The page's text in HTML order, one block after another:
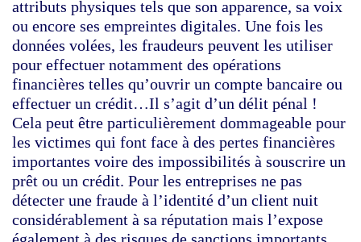
attributs physiques tels que son apparence, sa voix
ou encore ses empreintes digitales. Une fois les
données volées, les fraudeurs peuvent les utiliser
pour effectuer notamment des opérations
financières telles qu’ouvrir un compte bancaire ou
effectuer un crédit…Il s’agit d’un délit pénal !
Cela peut être particulièrement dommageable pour
les victimes qui font face à des pertes financières
importantes voire des impossibilités à souscrire un
prêt ou un crédit. Pour les entreprises ne pas
détecter une fraude à l’identité d’un client nuit
considérablement à sa réputation mais l’expose